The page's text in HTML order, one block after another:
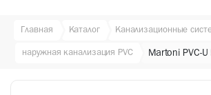
Главная Каталог Канализационные
наружная канализация PVC Martoni PVC-U